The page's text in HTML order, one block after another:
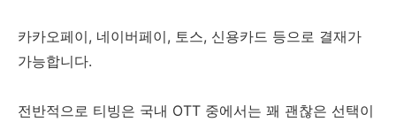
카카오페이, 네이버페이, 토스, 신용카드 등으로 결재가
가능합니다.
전반적으로 티빙은 국내 OTT 중에서는 꽤 괜찮은 선택이